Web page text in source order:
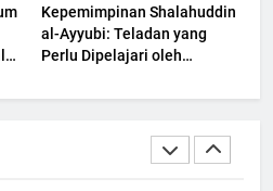
Kepemimpinan Shalahuddin
al-Ayyubi: Teladan yang
Perlu Dipelajari oleh
(2)Jumat: Melihat
Nikmat Allah